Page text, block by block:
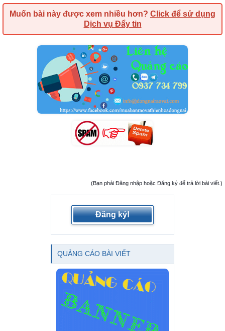
Muốn bài này được xem nhiều hơn? Click để sử dụng
Dịch vụ Đẩy tin
(Bạn phải Đăng nhập hoặc Đăng ký để trả lời bài viết.)
Đăng ký!
QUẢNG CÁO BÀI VIẾT